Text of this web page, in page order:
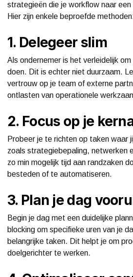
strategieën die je workflow naar een
Hier zijn enkele beproefde
1. Delegeer slim
Als ondernemer is het verleidelijk
doen. Dit is echter niet duurzaam.
vertrouw op je team of externe
ontlasten van operationele
2. Focus op je
Probeer je te richten op taken waar
zoals strategiebepaling, netwerken
zo min mogelijk tijd aan randzaken
besteden of te automatiseren.
3. Plan je dag
Begin je dag met een duidelijke
blocking om specifieke uren van je
belangrijke taken. Dit helpt je om
doelgerichter te werken.